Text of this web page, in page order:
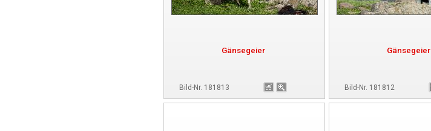
Gänsegeier
Bild-Nr. 181813
Gänsegeier
Bild-Nr. 181812